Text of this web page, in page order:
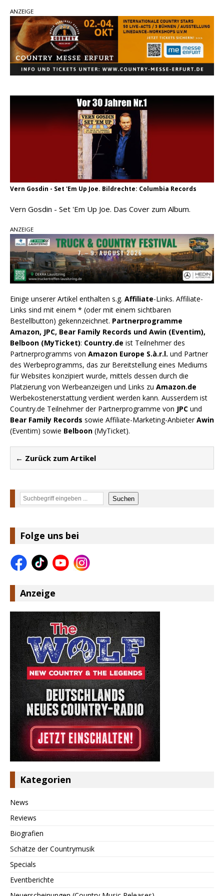
pez veröffentlicht neue Single „Late Night
Talks“ – eine Hymne auf unvergessliche
Sommernächte
Randy Travis veröffentlicht mit „I Don’t Care“
einen weiteren Schatz aus dem Archiv
„Taylor Gold“ zeigt die Kraft der Akustik
ANZEIGE
Vern Gosdin - Set 'Em Up Joe. Bildrechte: Columbia Records
Vern Gosdin - Set 'Em Up Joe. Das Cover zum Album.
ANZEIGE
Einige unserer Artikel enthalten s.g. Affiliate-Links. Affiliate-
Links sind mit einem * (oder mit einem sichtbaren
Bestellbutton) gekennzeichnet. Partnerprogramme
Amazon, JPC, Bear Family Records und Awin (Eventim),
Belboon (MyTicket): Country.de ist Teilnehmer des
Partnerprogramms von Amazon Europe S.à.r.l. und Partner
des Werbeprogramms, das zur Bereitstellung eines Mediums
für Websites konzipiert wurde, mittels dessen durch die
Platzierung von Werbeanzeigen und Links zu Amazon.de
Werbekostenerstattung verdient werden kann. Ausserdem ist
Country.de Teilnehmer der Partnerprogramme von JPC und
Bear Family Records sowie Affiliate-Marketing-AnbieterAwin
(Eventim) sowie Belboon (MyTicket).
← Zurück zum Artikel
Suchen Suchen
Folge uns bei
Anzeige
Kategorien
News
Reviews
Biografien
Schätze der Countrymusik
Specials
Eventberichte